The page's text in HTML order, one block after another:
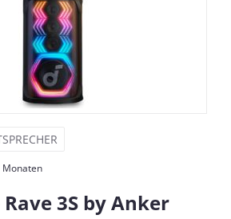
Monaten
3S by Anker